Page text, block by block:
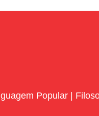
Popular